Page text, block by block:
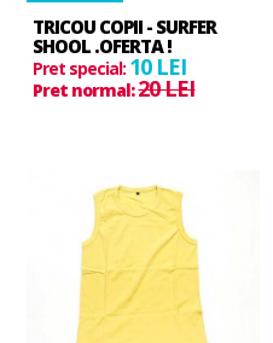
TRICOU COPII - SURFER
SHOOL .OFERTA !
Pret special: 10 LEI
Pret normal:20 LEI